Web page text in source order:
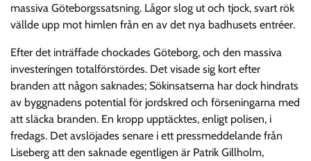
massiva Göteborgssatsning. Lågor slog ut och tjock, svart rök
vällde upp mot himlen från en av det nya badhusets entréer.
Efter det inträffade chockades Göteborg, och den massiva
investeringen totalförstördes. Det visade sig kort efter
branden att någon saknades; Sökinsatserna har dock hindrats
av byggnadens potential för jordskred och förseningarna med
att släcka branden. En kropp upptäcktes, enligt polisen, i
fredags. Det avslöjades senare i ett pressmeddelande från
Liseberg att den saknade egentligen är Patrik Gillholm,